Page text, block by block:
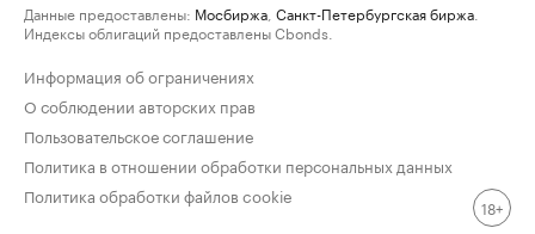
Данные предоставлены: Мосбиржа Санкт-Петербургская биржа
Индексы облигаций предоставлены Cbonds.
Информация об ограничениях
О соблюдении авторских прав
Пользовательское соглашение
Политика в отношении обработки персональных данных
Политика обработки файлов cookie
18+